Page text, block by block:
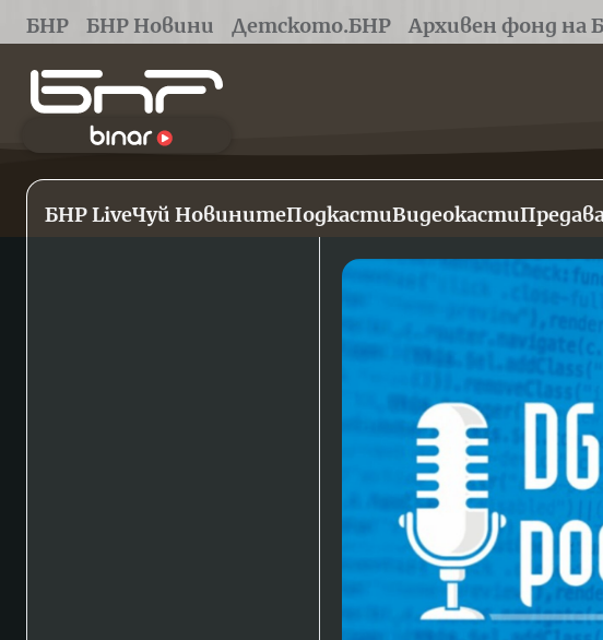
БНР БНР Новини Детското.БНР Архивен фонд на
БНР LiveЧуй НовинитеПодкастиВидеокасти